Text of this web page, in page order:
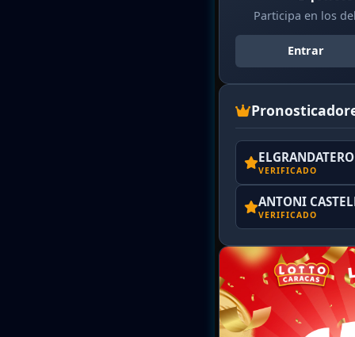
Participa en los
Entrar
VERIFICADO
ANTONI
VERIFICADO